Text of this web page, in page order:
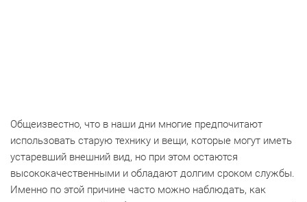
Общеизвестно, что в наши дни многие предпочитают
использовать старую технику и вещи, которые могут иметь
устаревший внешний вид, но при этом остаются
высококачественными и обладают долгим сроком службы.
Именно по этой причине часто можно наблюдать, как